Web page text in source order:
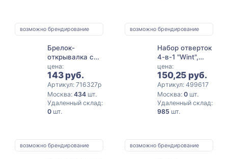
возможно брендирование
Брелок-
открывалка с
отвертками и
фонариком
"Uni", софт-тач,
черный (Р)
цена:
143 руб.
Артикул: 716327p
Москва: 434шт.
Удаленный склад:
0шт.
возможно брендирование
Набор отверток
4-в-1 "Wint",
черный
цена:
150,25 руб.
Артикул: 499617
Москва:0 шт.
Удаленный склад:
985 шт.
возможно брендирование возможно брендирование